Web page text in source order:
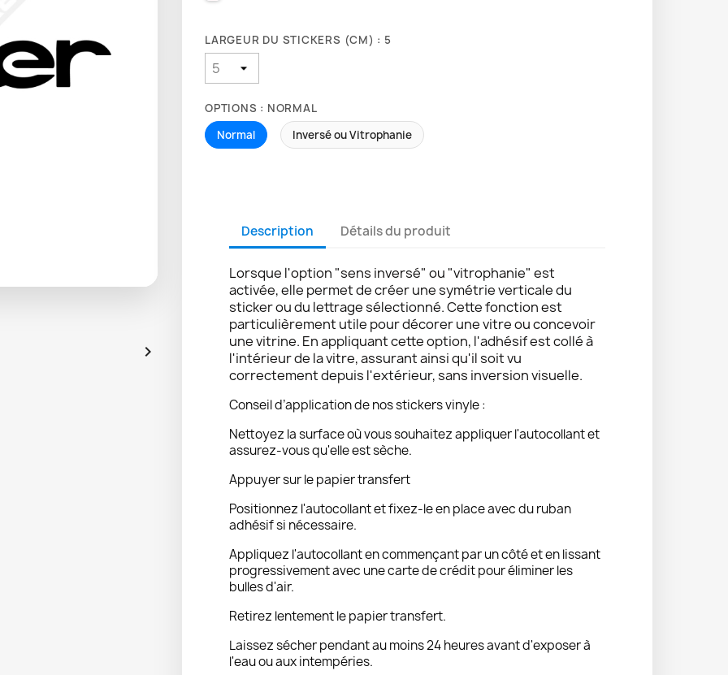

LARGEUR DU STICKERS (CM) : 5
OPTIONS : NORMAL
Normal
Inversé ou Vitrophanie
Description Détails du produit
Lorsque l'option "sens inversé" ou "vitrophanie" est
activée, elle permet de créer une symétrie verticale du
sticker ou du lettrage sélectionné. Cette fonction est
particulièrement utile pour décorer une vitre ou concevoir
une vitrine. En appliquant cette option, l'adhésif est collé à
l'intérieur de la vitre, assurant ainsi qu'il soit vu
correctement depuis l'extérieur, sans inversion visuelle.
Conseil d’application de nos stickers vinyle :
Nettoyez la surface où vous souhaitez appliquer l'autocollant et
assurez-vous qu'elle est sèche.
Appuyer sur le papier transfert
Positionnez l'autocollant et fixez-le en place avec du ruban
adhésif si nécessaire.
Appliquez l'autocollant en commençant par un côté et en lissant
progressivement avec une carte de crédit pour éliminer les
bulles d'air.
Retirez lentement le papier transfert.
Laissez sécher pendant au moins 24 heures avant d'exposer à
l'eau ou aux intempéries.